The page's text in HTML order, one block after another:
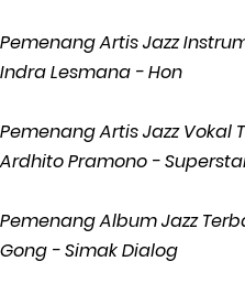
Pemenang Artis Jazz
Indra Lesmana - Hon
Pemenang Artis Jazz Vokal
Ardhito Pramono -
Pemenang Album Jazz
Gong - Simak Dialog